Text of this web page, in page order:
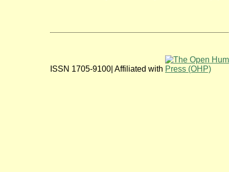
ISSN 1705-9100| Affiliated with